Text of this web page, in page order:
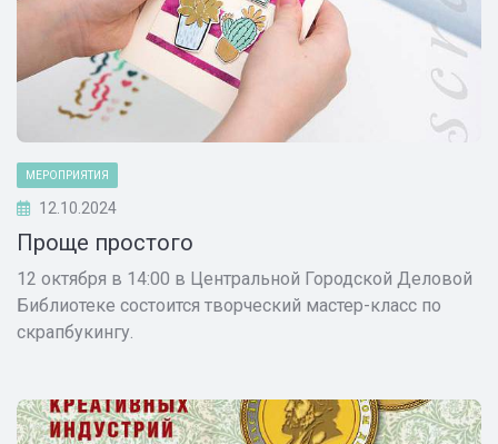
МЕРОПРИЯТИЯ
12.10.2024
Проще простого
12 октября в 14:00 в Центральной Городской Деловой
Библиотеке состоится творческий мастер-класс по
скрапбукингу.